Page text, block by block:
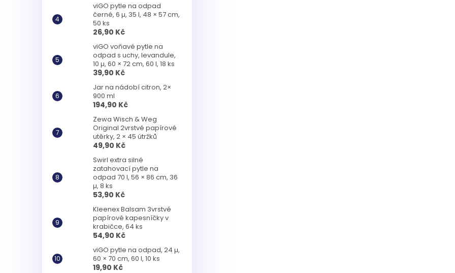
viGO pytle na odpad
černé, 6 µ, 35 l, 48 × 57 cm,
50 ks
26,90 Kč
viGO voňavé pytle na
odpad s uchy, levandule,
10 µ, 60 × 72 cm, 60 l, 18 ks
39,90 Kč
Jar na nádobí citron, 2×
900 ml
194,90 Kč
Zewa Wisch & Weg
Original 2vrstvé papírové
utěrky, 2 × 45 útržků
49,90 Kč
Swirl extra silné
zatahovací pytle na
odpad 70 l, 56 × 86 cm, 36
µ, 8 ks
53,90 Kč
Kleenex Balsam 3vrstvé
papírové kapesníčky v
krabičce, 64 ks
54,90 Kč
viGO pytle na odpad, 24 µ,
60 × 70 cm, 60 l, 10 ks
19,90 Kč